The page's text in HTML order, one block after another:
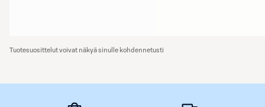
Tuotesuosittelut voivat näkyä sinulle kohdennetusti